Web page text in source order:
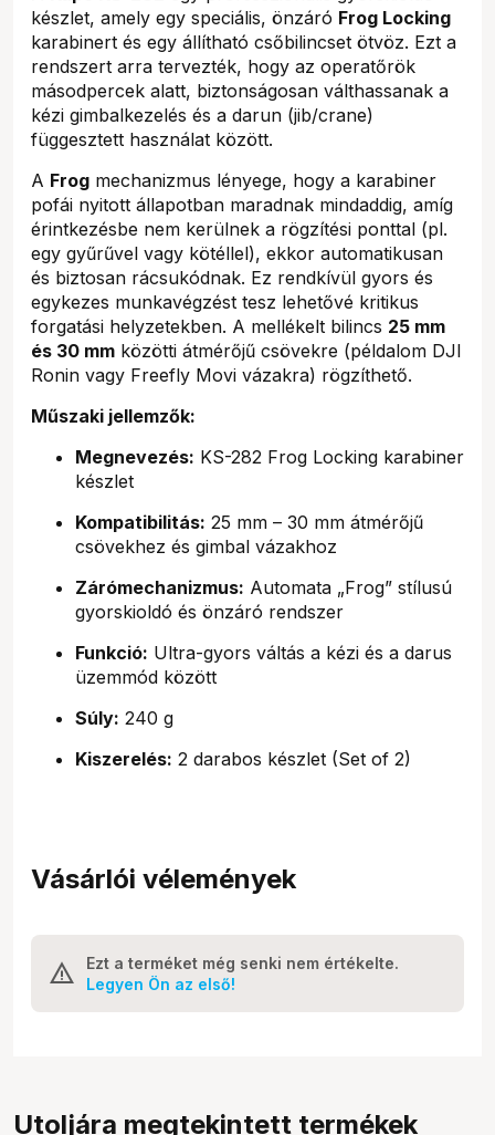
készlet, amely egy speciális, önzáró Frog Locking
karabinert és egy állítható csőbilincset ötvöz. Ezt a
rendszert arra tervezték, hogy az operatőrök
másodpercek alatt, biztonságosan válthassanak a
kézi gimbalkezelés és a darun (jib/crane)
függesztett használat között.
A Frog mechanizmus lényege, hogy a karabiner
pofái nyitott állapotban maradnak mindaddig, amíg
érintkezésbe nem kerülnek a rögzítési ponttal (pl.
egy gyűrűvel vagy kötéllel), ekkor automatikusan
és biztosan rácsukódnak. Ez rendkívül gyors és
egykezes munkavégzést tesz lehetővé kritikus
forgatási helyzetekben. A mellékelt bilincs 25 mm
és 30 mm közötti átmérőjű csövekre (példalom DJI
Ronin vagy Freefly Movi vázakra) rögzíthető.
Műszaki jellemzők:
Megnevezés: KS-282 Frog Locking karabiner
készlet
Kompatibilitás: 25 mm – 30 mm átmérőjű
csövekhez és gimbal vázakhoz
Zárómechanizmus: Automata „Frog” stílusú
gyorskioldó és önzáró rendszer
Funkció: Ultra-gyors váltás a kézi és a darus
üzemmód között
Súly: 240 g
Kiszerelés: 2 darabos készlet (Set of 2)
Vásárlói vélemények
Ezt a terméket még senki nem értékelte.
Legyen Ön az első!
Utoljára megtekintett termékek